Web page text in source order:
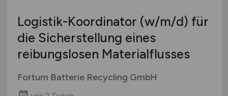
Logistik-Koordinator (w/m/d) für
die Sicherstellung eines
reibungslosen Materialflusses
Fortum Batterie Recycling GmbH